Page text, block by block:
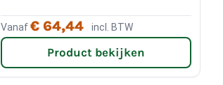
Vanaf€ 64,44 incl. BTW
Product bekijken